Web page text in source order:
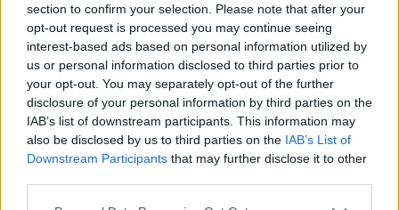
section to confirm your selection. Please note that after your
opt-out request is processed you may continue seeing
interest-based ads based on personal information utilized by
us or personal information disclosed to third parties prior to
your opt-out. You may separately opt-out of the further
disclosure of your personal information by third parties on the
IAB’s list of downstream participants. This information may
also be disclosed by us to third parties on the IAB’s List of
Downstream Participants that may further disclose it to other
A Saul fia majd’ kétórás, klausztrofób sorozata a
válogatott borzalmaknak, káosznak, valamint az
emberség visszavonhatatlan széthullását bemutató
jeleneteknek: mindez belesűrítve egyetlen szűk
perspektívába, melyből kitörni éppúgy lehetetlen, mint a
hatásától szabadulni. Mi, a nézők folyamatosan Saullal
vagyunk, az ő szemszögéből figyeljük a történéseket.
Látjuk, amit ő lát, halljuk, amit ő hall, ahogyan
frusztráltsága és dezorientáltsága is hasonlómód átjön
a leszűkített horizont által. Mondják, hogy a